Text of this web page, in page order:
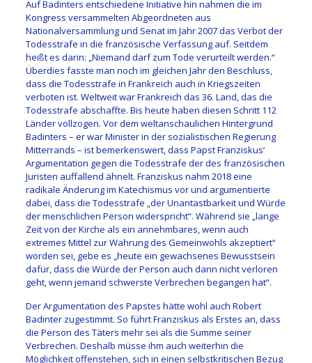
Auf Badinters entschiedene Initiative hin nahmen die im
Kongress versammelten Abgeordneten aus
Nationalversammlung und Senat im Jahr 2007 das Verbot der
Todesstrafe in die französische Verfassung auf. Seitdem
heißt es darin: „Niemand darf zum Tode verurteilt werden.“
Überdies fasste man noch im gleichen Jahr den Beschluss,
dass die Todesstrafe in Frankreich auch in Kriegszeiten
verboten ist. Weltweit war Frankreich das 36. Land, das die
Todesstrafe abschaffte. Bis heute haben diesen Schritt 112
Länder vollzogen. Vor dem weltanschaulichen Hintergrund
Badinters – er war Minister in der sozialistischen Regierung
Mitterrands – ist bemerkenswert, dass Papst Franziskus’
Argumentation gegen die Todesstrafe der des französischen
Juristen auffallend ähnelt. Franziskus nahm 2018 eine
radikale Änderung im Katechismus vor und argumentierte
dabei, dass die Todesstrafe „der Unantastbarkeit und Würde
der menschlichen Person widerspricht“. Während sie „lange
Zeit von der Kirche als ein annehmbares, wenn auch
extremes Mittel zur Wahrung des Gemeinwohls akzeptiert“
worden sei, gebe es „heute ein gewachsenes Bewusstsein
dafür, dass die Würde der Person auch dann nicht verloren
geht, wenn jemand schwerste Verbrechen begangen hat“.
Der Argumentation des Papstes hätte wohl auch Robert
Badinter zugestimmt. So führt Franziskus als Erstes an, dass
die Person des Täters mehr sei als die Summe seiner
Verbrechen. Deshalb müsse ihm auch weiterhin die
Möglichkeit offenstehen, sich in einen selbstkritischen Bezug